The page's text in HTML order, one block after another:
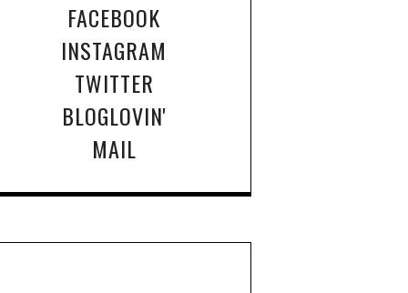
FACEBOOK
INSTAGRAM
TWITTER
BLOGLOVIN'
MAIL